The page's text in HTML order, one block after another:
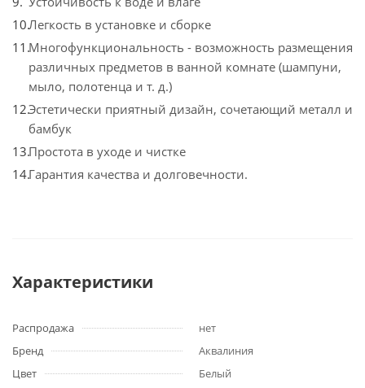
Легкость в установке и сборке
Многофункциональность - возможность размещения
различных предметов в ванной комнате (шампуни,
мыло, полотенца и т. д.)
Эстетически приятный дизайн, сочетающий металл и
бамбук
Простота в уходе и чистке
Гарантия качества и долговечности.
Характеристики
Распродажа
нет
Бренд
Аквалиния
Цвет
Белый